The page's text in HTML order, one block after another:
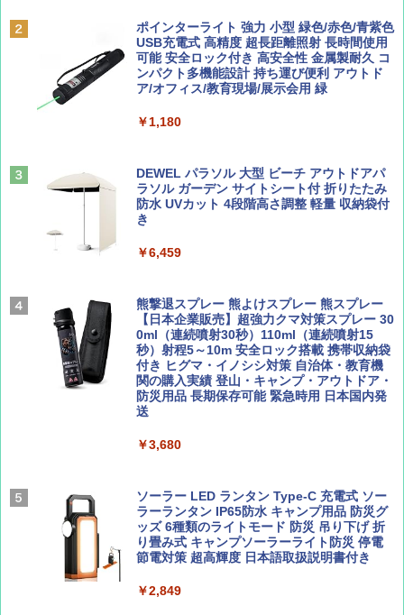
Coyote No.89 特集 星野道夫 夢見る旅
￥1,540
￥1,540
AIRLINE（エアライン）2026年9月号【特
￥1,760
BE-PAL(ビ-パル) 2026年 9 月号【特別付録:
SOTO ミニマル"旅"財布 ランダム2種】
￥1,500
A09 地球の歩き方 イタリア 2026～2027 地
球の歩き方A ヨーロッパ
￥2,479
パ
￥2,277
地球の歩き方 スター・ウォーズ
新しい日本地理 地図・統計・移動から読み
解く (講談社現代新書)
￥1,540
PYKES PEAK (パイクスピーク) 着替えテン
ト プライバシー テント 【中が透けない】 1
人用 折りたたみ 防災グッズ 災害用トイレ ビ
易 トイレテント (オリーブ)
ENDLESS BASE 《めざましテレビで紹介》
テント ワンタッチ RENEW 幅200 2-3人用 43
[キャンパーズコレクション 山善] 傘みたいに
広げるだけ パッとサッとテント ブラックコ
ーティング フルクローズ メッシュ 3-4人用
簡単設置 ポップアップテント エクルベージ
ュ(BC仕様) PATC-150B(EB)
￥8,991
収納 コンパクト 簡単設営 カンガルーテント
ソロキャンプ ソロテント
￥20,718
ポインターライト 強力 小型 緑色/赤色/青紫色
USB充電式 高精度 超長距離照射 長時間使用
可能 安全ロック付き 高安全性 金属製耐久 コ
ンパクト多機能設計 持ち運び便利 アウトド
ア/オフィス/教育現場/展示会用 緑
￥1,180
DEWEL パラソル 大型 ビーチ アウトドアパ
ラソル ガーデン サイトシート付 折りたたみ
防水 UVカット 4段階高さ調整 軽量 収納袋付
き
￥6,459
熊撃退スプレー 熊よけスプレー 熊スプレー
【日本企業販売】超強力クマ対策スプレー 30
0ml（連続噴射30秒）110ml（連続噴射15
秒）射程5～10m 安全ロック搭載 携帯収納袋
付き ヒグマ・イノシシ対策 自治体・教育機
関の購入実績 登山・キャンプ・アウトドア・
防災用品 長期保存可能 緊急時用 日本国内発
送
￥3,680
ソーラー LED ランタン Type-C 充電式 ソー
ラーランタン IP65防水 キャンプ用品 防災グ
ッズ 6種類のライトモード 防災 吊り下げ 折
り畳み式 キャンプソーラーライト防災 停電
節電対策 超高輝度 日本語取扱説明書付き
￥2,849